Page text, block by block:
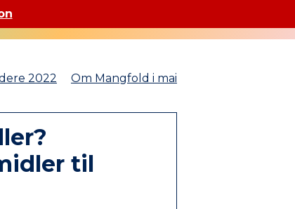
2022 Om Mangfold i mai
til